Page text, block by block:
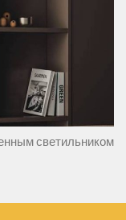
светильником